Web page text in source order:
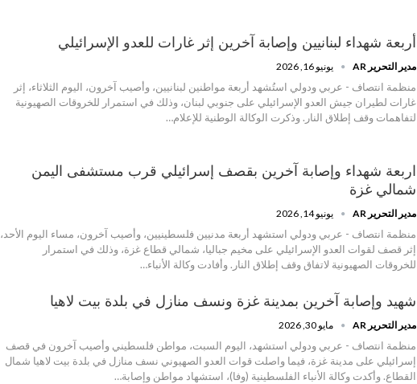
أربعة شهداء لبنانيين وإصابة آخرين إثر غارات للعدو الإسرائيلي
مدير التحرير AR يونيو 16, 2026
منظمة انتصاف - عربي ودولي استُشهد أربعة مواطنين لبنانيين، وأصيب آخرون، اليوم الثلاثاء، إثر
غارات لطيران جيش العدو الإسرائيلي على جنوبي لبنان، وذلك في استمرار للخروقات الصهيونية
لتفاهمات وقف إطلاق النار. وذكرت الوكالة الوطنية للإعلام…
اربعة شهداء وإصابة آخرين بقصف إسرائيلي قرب مستشفى اليمن
شمالي غزة
مدير التحرير AR يونيو 14, 2026
منظمة انتصاف - عربي ودولي استشهد أربعة مدنيين فلسطينيين، وأصيب آخرون، مساء اليوم الأحد،
إثر قصف لقوات العدو الإسرائيلي على مخيم جباليا، شمالي قطاع غزة، وذلك في استمرار
للخروقات الصهيونية لاتفاق وقف إطلاق النار. وأفادت وكالة الأنباء…
شهيد وإصابة آخرين بمدينة غزة ونسف منازل في بلدة بيت لاهيا
مدير التحرير AR مايو 30, 2026
منظمة انتصاف - عربي ودولي استشهد، اليوم السبت، مواطن فلسطيني وأصيب آخرون في قصف
إسرائيلي على مدينة غزة، فيما واصلت قوات العدو الصهيوني نسف منازل في بلدة بيت لاهيا شمال
القطاع. وأكدت وكالة الأنباء الفلسطينية (وفا)، استشهاد مواطن وإصابة…